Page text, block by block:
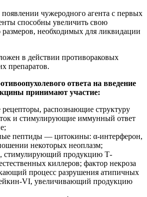
чужеродного агента с первых
способны увеличить свою
размеров, необходимых для ликвидации
в действии противораковых
препаратов.
ответа на введение
принимают участие:
распознающие структуру
и стимулирующие иммунный ответ
пептиды — цитокины: α-интерферон,
некоторых неоплазм;
стимулирующий продукцию Т-
киллеров; фактор некроза
процесс разрушения атипичных
VI, увеличивающий продукцию